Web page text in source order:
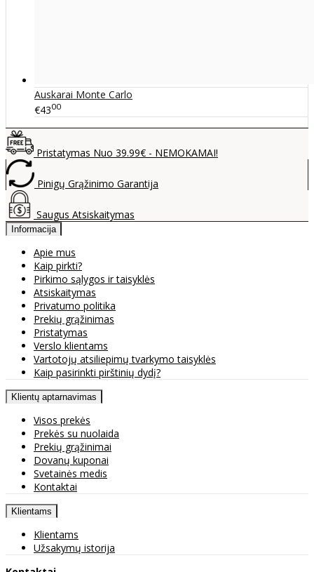
Auskarai Monte Carlo
€4300
Pristatymas Nuo 39.99€ - NEMOKAMAI!
Pinigų Grąžinimo Garantija
Saugus Atsiskaitymas
Informacija
Apie mus
Kaip pirkti?
Pirkimo sąlygos ir taisyklės
Atsiskaitymas
Privatumo politika
Prekių grąžinimas
Pristatymas
Verslo klientams
Vartotojų atsiliepimų tvarkymo taisyklės
Kaip pasirinkti pirštinių dydį?
Klientų aptarnavimas
Visos prekės
Prekės su nuolaida
Prekių grąžinimai
Dovanų kuponai
Svetainės medis
Kontaktai
Klientams
Klientams
Užsakymų istorija